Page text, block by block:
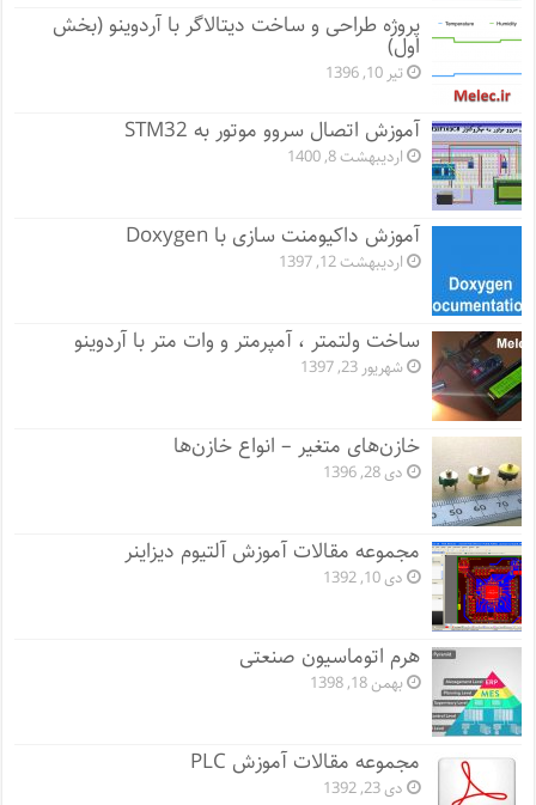
پروژه طراحی و ساخت دیتالاگر با آردوینو (بخش
اول)
تیر 10, 1396
آموزش اتصال سروو موتور به STM32
اردیبهشت 8, 1400
آموزش داکیومنت سازی با Doxygen
اردیبهشت 12, 1397
ساخت ولتمتر ، آمپرمتر و وات متر با آردوینو
شهریور 23, 1397
خازن‌های متغیر – انواع خازن‌ها
دی 28, 1396
مجموعه مقالات آموزش آلتیوم دیزاینر
دی 10, 1392
هرم اتوماسیون صنعتی
بهمن 18, 1398
مجموعه مقالات آموزش PLC
دی 23, 1392